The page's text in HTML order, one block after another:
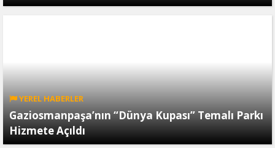
YEREL HABERLER
Gaziosmanpaşa’nın “Dünya Kupası” Temalı Parkı
Hizmete Açıldı